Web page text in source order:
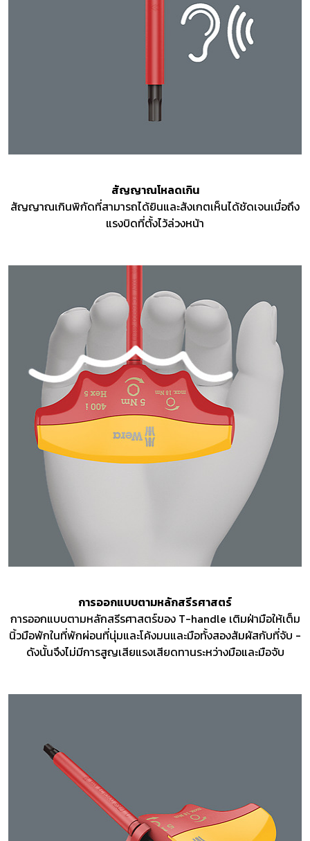
สัญญาณโหลดเกิน
สัญญาณเกินพิกัดที่สามารถได้ยินและสังเกตเห็นได้ชัดเจนเมื่อถึง
แรงบิดที่ตั้งไว้ล่วงหน้า
การออกแบบตามหลักสรีรศาสตร์
การออกแบบตามหลักสรีรศาสตร์ของ T-handle เติมฝ่ามือให้เต็ม
นิ้วมือพักในที่พักผ่อนที่นุ่มและโค้งมนและมือทั้งสองสัมผัสกับที่จับ -
ดังนั้นจึงไม่มีการสูญเสียแรงเสียดทานระหว่างมือและมือจับ